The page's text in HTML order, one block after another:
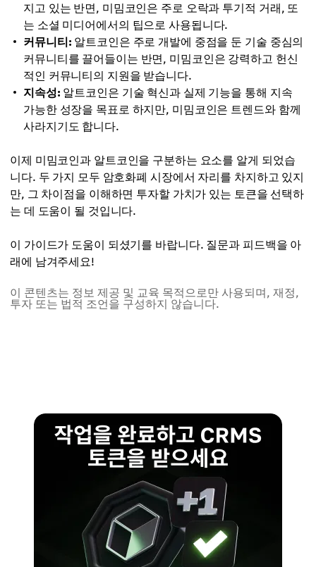
지고 있는 반면, 미밈코인은 주로 오락과 투기적 거래, 또
는 소셜 미디어에서의 팁으로 사용됩니다.
커뮤니티: 알트코인은 주로 개발에 중점을 둔 기술 중심의
커뮤니티를 끌어들이는 반면, 미밈코인은 강력하고 헌신
적인 커뮤니티의 지원을 받습니다.
지속성: 알트코인은 기술 혁신과 실제 기능을 통해 지속
가능한 성장을 목표로 하지만, 미밈코인은 트렌드와 함께
사라지기도 합니다.
이제 미밈코인과 알트코인을 구분하는 요소를 알게 되었습
니다. 두 가지 모두 암호화폐 시장에서 자리를 차지하고 있지
만, 그 차이점을 이해하면 투자할 가치가 있는 토큰을 선택하
는 데 도움이 될 것입니다.
이 가이드가 도움이 되셨기를 바랍니다. 질문과 피드백을 아
래에 남겨주세요!
이 콘텐츠는 정보 제공 및 교육 목적으로만 사용되며, 재정,
투자 또는 법적 조언을 구성하지 않습니다.